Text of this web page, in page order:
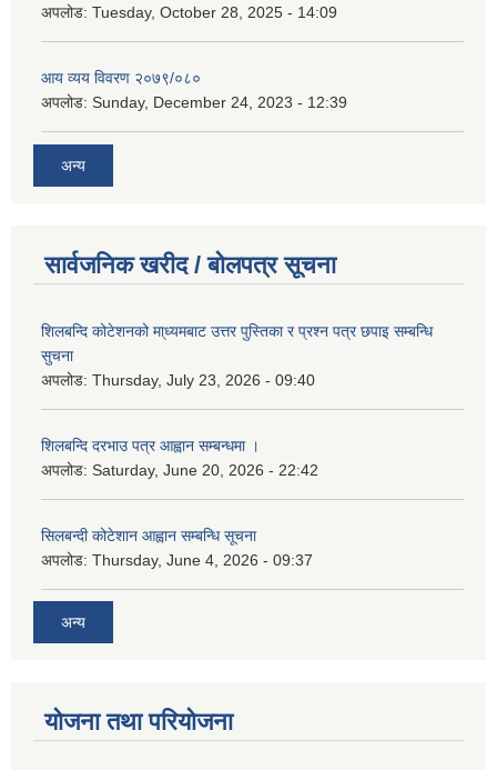
अपलोड: Tuesday, October 28, 2025 - 14:09
आय व्यय विवरण २०७९/०८०
अपलोड: Sunday, December 24, 2023 - 12:39
अन्य
सार्वजनिक खरीद / बोलपत्र सूचना
शिलबन्दि कोटेशनको मा्ध्यमबाट उत्तर पुस्तिका र प्रश्न पत्र छपाइ सम्बन्धि
सुचना
अपलोड: Thursday, July 23, 2026 - 09:40
शिलबन्दि दरभाउ पत्र आह्वान सम्बन्धमा ।
अपलोड: Saturday, June 20, 2026 - 22:42
सिलबन्दी कोटेशान आह्वान सम्बन्धि सूचना
अपलोड: Thursday, June 4, 2026 - 09:37
अन्य
योजना तथा परियोजना